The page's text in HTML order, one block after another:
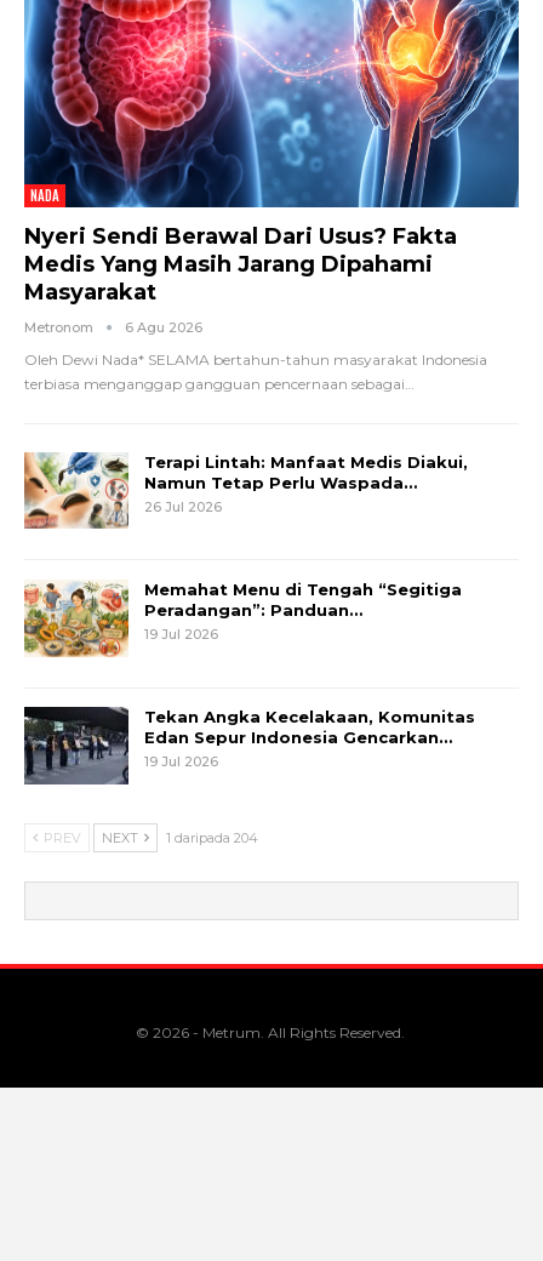
NADA
Nyeri Sendi Berawal Dari Usus? Fakta
Medis Yang Masih Jarang Dipahami
Masyarakat
Metronom 6 Agu 2026
Oleh Dewi Nada* SELAMA bertahun-tahun masyarakat Indonesia
terbiasa menganggap gangguan pencernaan sebagai
Terapi Lintah: Manfaat Medis Diakui,
Namun Tetap Perlu Waspada…
26 Jul 2026
Memahat Menu di Tengah “Segitiga
Peradangan”: Panduan…
19 Jul 2026
Tekan Angka Kecelakaan, Komunitas
Edan Sepur Indonesia Gencarkan…
19 Jul 2026
PREV NEXT 1 daripada 204
© 2026 - Metrum. All Rights Reserved.